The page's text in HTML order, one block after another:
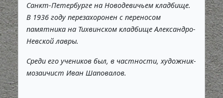
Санкт-Петербурге на Новодевичьем кладбище.
В 1936 году перезахоронен с переносом
памятника на Тихвинском кладбище Александро-
Невской лавры.
Среди его учеников был, в частности, художник-
мозаичист Иван Шаповалов.